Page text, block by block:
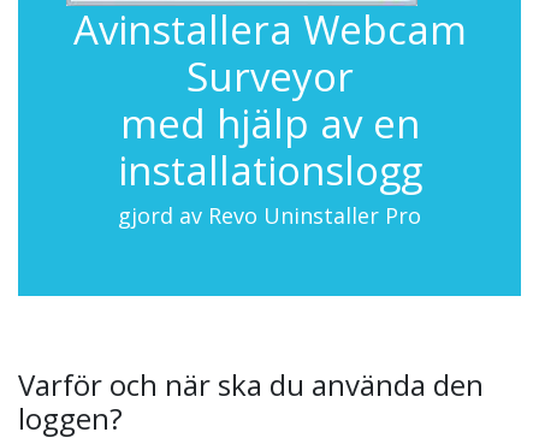
Avinstallera Webcam
Surveyor
med hjälp av en
installationslogg
gjord av Revo Uninstaller Pro
Varför och när ska du använda den
loggen?